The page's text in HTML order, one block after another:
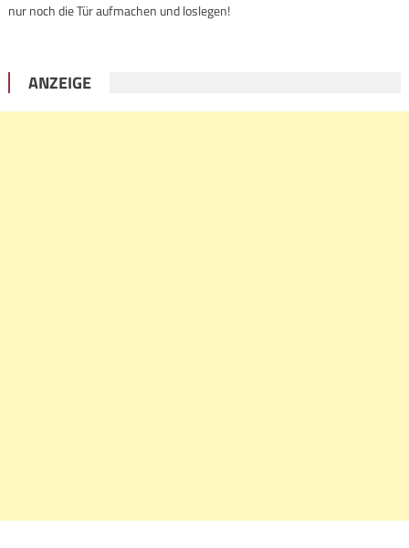
nur noch die Tür aufmachen und loslegen!
ANZEIGE